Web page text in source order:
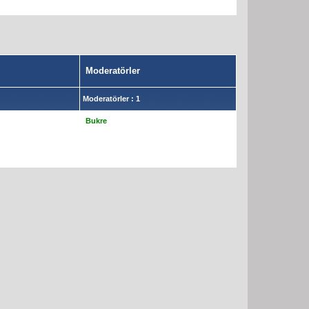
Moderatörler
Moderatörler : 1
Bukre